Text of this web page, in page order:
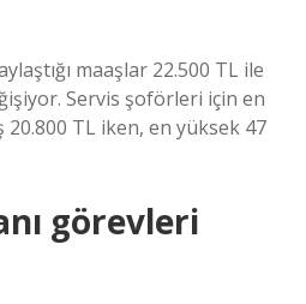
maaşlar 22.500 TL ile
Servis şoförleri için en
20.800 TL iken, en yüksek 47
görevleri